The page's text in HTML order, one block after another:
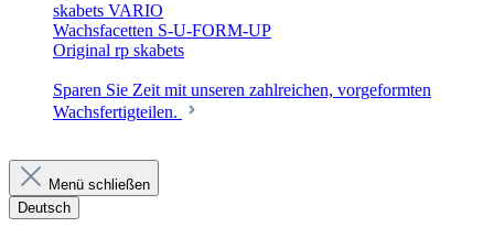
skabets VARIO
Wachsfacetten S-U-FORM-UP
Original rp skabets
Sparen Sie Zeit mit unseren zahlreichen, vorgeformten
Wachsfertigteilen.
Menü schließen
Deutsch